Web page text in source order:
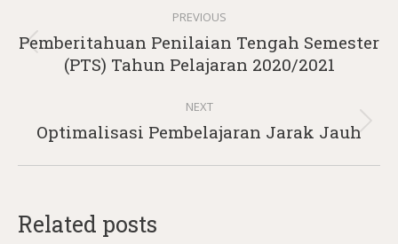
navigation
PREVIOUS
Previous
post:
Pemberitahuan Penilaian Tengah Semester
(PTS) Tahun Pelajaran 2020/2021
NEXT
Next
Optimalisasi Pembelajaran Jarak Jauh
Related posts